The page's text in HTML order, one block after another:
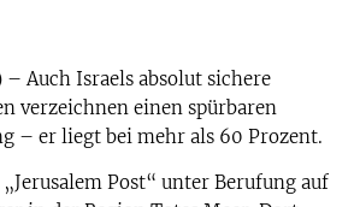
– Auch Israels absolut sichere
verzeichnen einen spürbaren
– er liegt bei mehr als 60 Prozent.
Post“ unter Berufung auf